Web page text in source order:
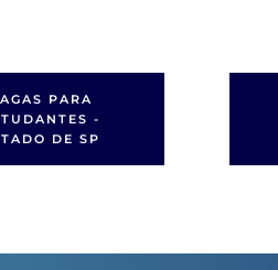
PARA
-
DE SP